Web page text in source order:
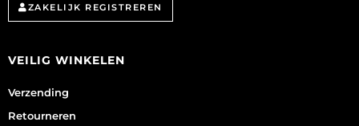
ZAKELIJK REGISTREREN
VEILIG WINKELEN
Verzending
Retourneren